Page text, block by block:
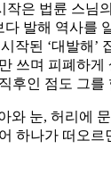
작은 법륜 스님
발해 역사를
작된 ‘대발해’
쓰며 피폐하게
후인 점도 그를
와 눈, 허리에
하나가 떠오르